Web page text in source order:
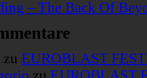
– The Back Of
zu EUROBLAST